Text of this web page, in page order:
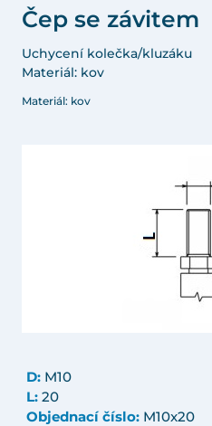
Čep se závitem
Uchycení kolečka/kluzáku
Materiál: kov
Materiál: kov
D: M10
L: 20
Objednací číslo: M10x20